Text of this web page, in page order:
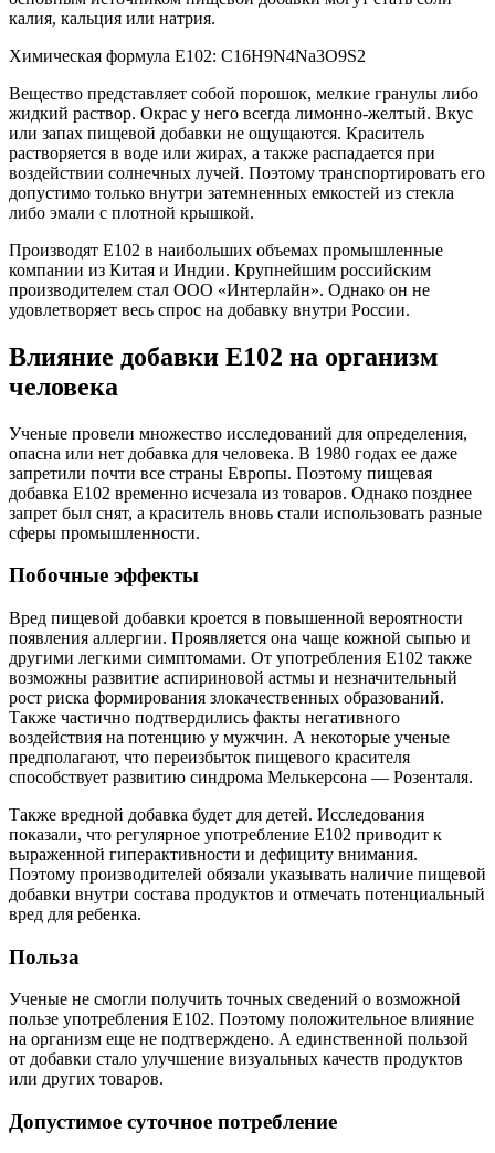
калия, кальция или натрия.
Химическая формула Е102: C16H9N4Na3O9S2
Вещество представляет собой порошок, мелкие гранулы либо
жидкий раствор. Окрас у него всегда лимонно-желтый. Вкус
или запах пищевой добавки не ощущаются. Краситель
растворяется в воде или жирах, а также распадается при
воздействии солнечных лучей. Поэтому транспортировать его
допустимо только внутри затемненных емкостей из стекла
либо эмали с плотной крышкой.
Производят Е102 в наибольших объемах промышленные
компании из Китая и Индии. Крупнейшим российским
производителем стал ООО «Интерлайн». Однако он не
удовлетворяет весь спрос на добавку внутри России.
Влияние добавки Е102 на организм
человека
Ученые провели множество исследований для определения,
опасна или нет добавка для человека. В 1980 годах ее даже
запретили почти все страны Европы. Поэтому пищевая
добавка Е102 временно исчезала из товаров. Однако позднее
запрет был снят, а краситель вновь стали использовать разные
сферы промышленности.
Побочные эффекты
Вред пищевой добавки кроется в повышенной вероятности
появления аллергии. Проявляется она чаще кожной сыпью и
другими легкими симптомами. От употребления Е102 также
возможны развитие аспириновой астмы и незначительный
рост риска формирования злокачественных образований.
Также частично подтвердились факты негативного
воздействия на потенцию у мужчин. А некоторые ученые
предполагают, что переизбыток пищевого красителя
способствует развитию синдрома Мелькерсона — Розенталя.
Также вредной добавка будет для детей. Исследования
показали, что регулярное употребление Е102 приводит к
выраженной гиперактивности и дефициту внимания.
Поэтому производителей обязали указывать наличие пищевой
добавки внутри состава продуктов и отмечать потенциальный
вред для ребенка.
Польза
Ученые не смогли получить точных сведений о возможной
пользе употребления Е102. Поэтому положительное влияние
на организм еще не подтверждено. А единственной пользой
от добавки стало улучшение визуальных качеств продуктов
или других товаров.
Допустимое суточное потребление